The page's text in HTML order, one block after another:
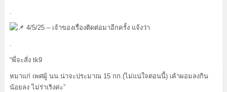
.
4/5/25 – เจ้าของเรื่องติดต่อมาอีกครั้ง แจ้งว่า
.
“พี่จะสั่ง tk9
หมาแก่ เพศผู้ นน.น่าจะประมาณ 15 กก.(ไม่แน่ใจตอนนี้) เค้าผอมลงกิน
น้อยลง ไม่ร่าเริงค่ะ”